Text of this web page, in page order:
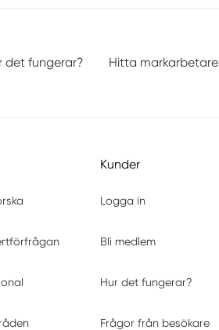
det fungerar? Hitta markarbetare
Kunder
Logga in
Bli medlem
Hur det fungerar?
Frågor från besökare